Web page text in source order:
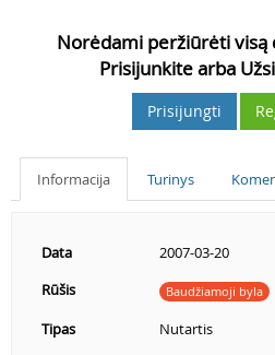
Norėdami peržiūrėti
Prisijunkite arba
Prisijungti
Informacija Turinys
Data
2007-03-20
Rūšis
Baudžiamoji byla
Tipas
Nutartis